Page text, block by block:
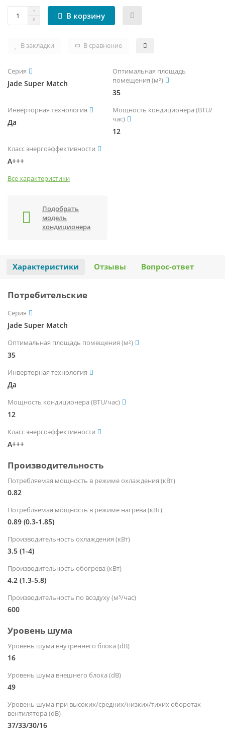
В корзину
В закладки В сравнение
Серия
Jade Super Match
Оптимальная площадь
помещения (м²)
35
Инверторная технология
Да
Мощность кондиционера (BTU/
час)
12
Класс энергоэффективности
A+++
Все характеристики
Подобрать
модель
кондиционера
Характеристики Отзывы Вопрос-ответ
Потребительские
Серия
Jade Super Match
Оптимальная площадь помещения (м²)
35
Инверторная технология
Да
Мощность кондиционера (BTU/час)
12
Класс энергоэффективности
A+++
Производительность
Потребляемая мощность в режиме охлаждения (кВт)
0.82
Потребляемая мощность в режиме нагрева (кВт)
0.89 (0.3-1.85)
Производительность охлаждения (кВт)
3.5 (1-4)
Производительность обогрева (кВт)
4.2 (1.3-5.8)
Производительность по воздуху (м³/час)
600
Уровень шума
Уровень шума внутреннего блока (dB)
16
Уровень шума внешнего блока (dB)
49
Уровень шума при высоких/средних/низких/тихих оборотах
вентилятора (dB)
37/33/30/16